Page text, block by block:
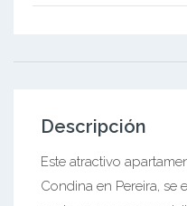
Descripción
Este atractivo
Condina en Pereira,